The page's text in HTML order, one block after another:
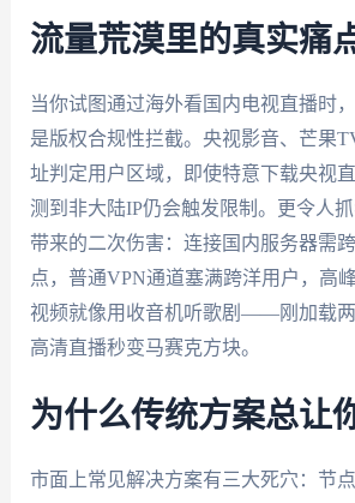
流量荒漠里的真实痛
当你试图通过海外看国内电视直播时
是版权合规性拦截。央视影音、芒果
址判定用户区域，即使特意下载央视
测到非大陆IP仍会触发限制。更令人
带来的二次伤害：连接国内服务器需
点，普通VPN通道塞满跨洋用户，高
视频就像用收音机听歌剧——刚加载两
高清直播秒变马赛克方块。
为什么传统方案总让
市面上常见解决方案有三大死穴：节